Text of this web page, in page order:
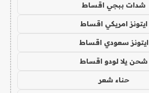
شدات ببجي اقساط
ايتونز امريكي اقساط
ايتونز سعودي اقساط
شحن يلا لودو اقساط
حناء شعر